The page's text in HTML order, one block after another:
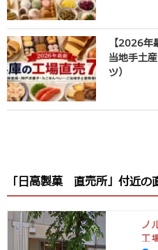
【2026
当地手土
ツ）
「日高製菓 直売所」付近の
ノ
工